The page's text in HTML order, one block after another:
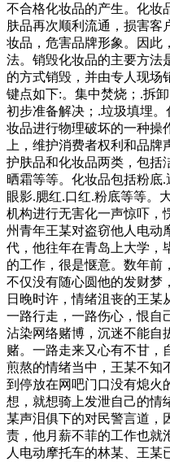
不合格化妆品的产生。化妆
肤品再次顺利流通，损害客
妆品，危害品牌形象。因此
法。销毁化妆品的主要方法
的方式销毁，并由专人现场
键点如下:。集中焚烧；.拆
初步准备解决；.垃圾填埋
妆品进行物理破坏的一种操
上，维护消费者权利和品牌
护肤品和化妆品两类，包括
晒霜等等。化妆品包括粉底
眼影.腮红.口红.粉底等等。
机构进行无害化一声惊吓
州青年王某对盗窃他人电动
代，他往年在青岛上大学，
的工作，很是惬意。数年前
不仅没有随心圆他的发财梦
日晚时许，情绪沮丧的王某
一路行走，一路伤心，恨自
沾染网络赌博，沉迷不能自
赌。一路走来又心有不甘，
煎熬的情绪当中，王某不知
到停放在网吧门口没有熄火
想，就想骑上发泄自己的情
某声泪俱下的对民警言道，
责，他月薪不菲的工作也
人电动摩托车的林某、王